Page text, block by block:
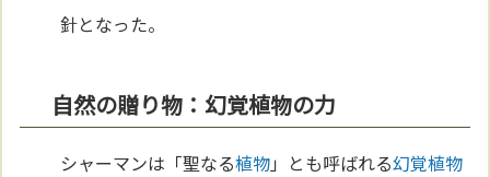
針となった。
自然の贈り物：幻覚植物の力
シャーマンは「聖なる植物」とも呼ばれる幻覚植物